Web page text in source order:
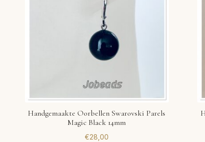
Handgemaakte Oorbellen Swarovski Parels
Magic Black 14mm
€28,00